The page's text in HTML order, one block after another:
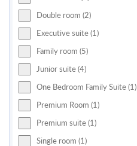
Double room (2)
Executive suite (1)
Family room (5)
Junior suite (4)
One Bedroom Family Suite (1)
Premium Room (1)
Premium suite (1)
Single room (1)